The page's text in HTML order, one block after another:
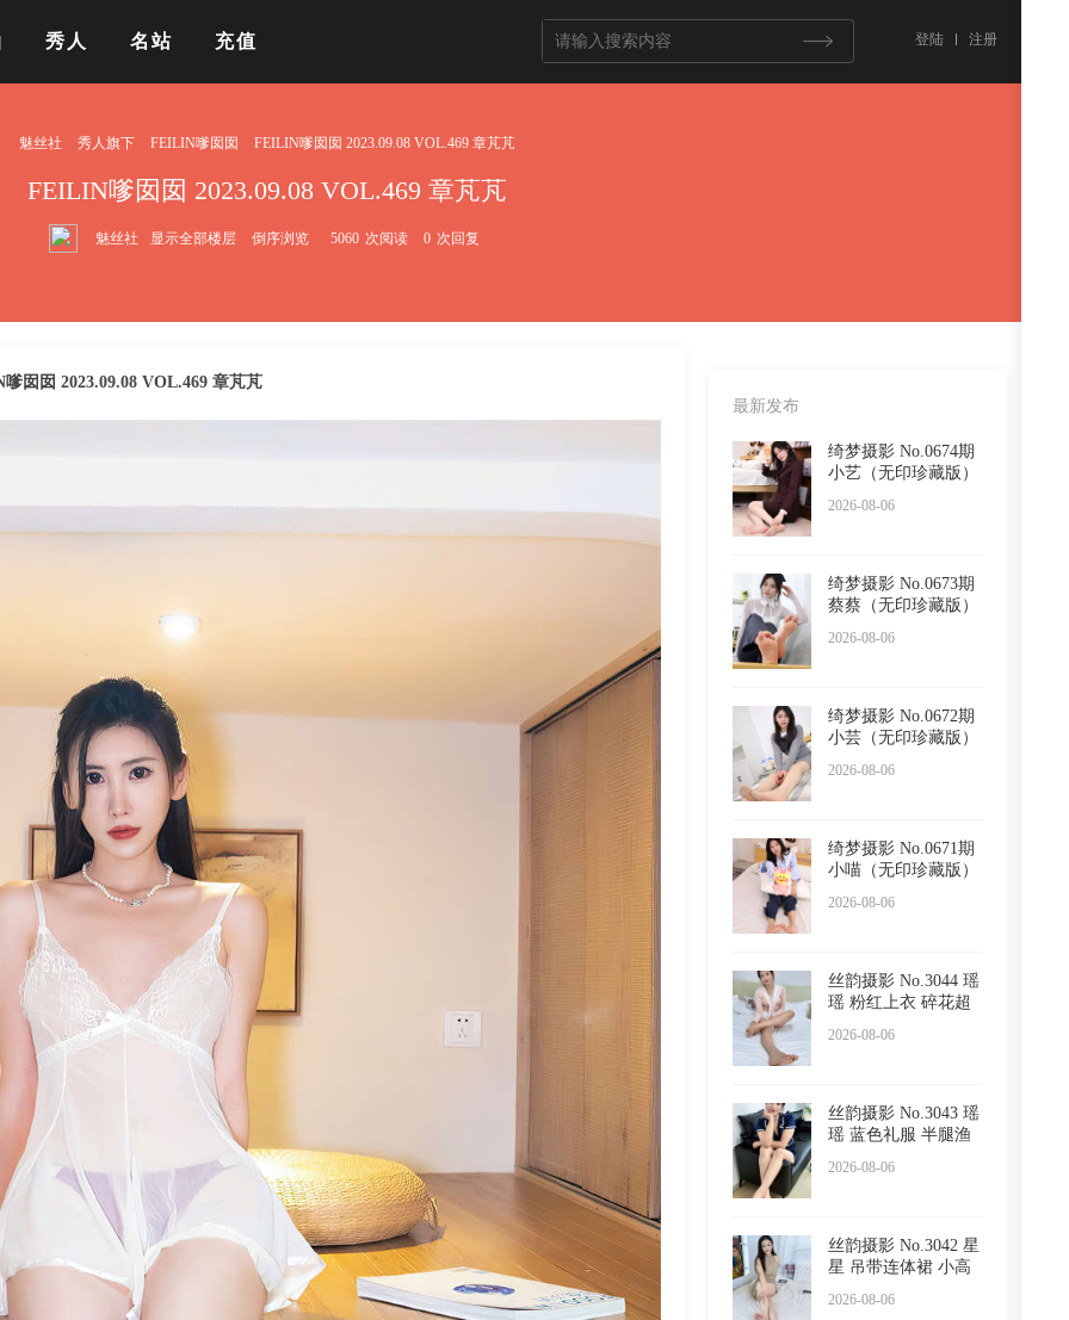
秀人 名站 充值 登陆 注册
魅丝社 秀人旗下 FEILIN嗲囡囡 FEILIN嗲囡囡 2023.09.08 VOL.469 章芃芃
FEILIN嗲囡囡 2023.09.08 VOL.469 章芃芃
魅丝社 显示全部楼层 倒序浏览 5060 次阅读 0 次回复
最新发布
绮梦摄影 No.0674期
小艺（无印珍藏版）
2026-08-06
绮梦摄影 No.0673期
蔡蔡（无印珍藏版）
2026-08-06
绮梦摄影 No.0672期
小芸（无印珍藏版）
2026-08-06
绮梦摄影 No.0671期
小喵（无印珍藏版）
2026-08-06
丝韵摄影 No.3044 瑶
瑶 粉红上衣 碎花超
2026-08-06
丝韵摄影 No.3043 瑶
瑶 蓝色礼服 半腿渔
2026-08-06
丝韵摄影 No.3042 星
星 吊带连体裙 小高
2026-08-06
囡囡 2023.09.08 VOL.469 章芃芃